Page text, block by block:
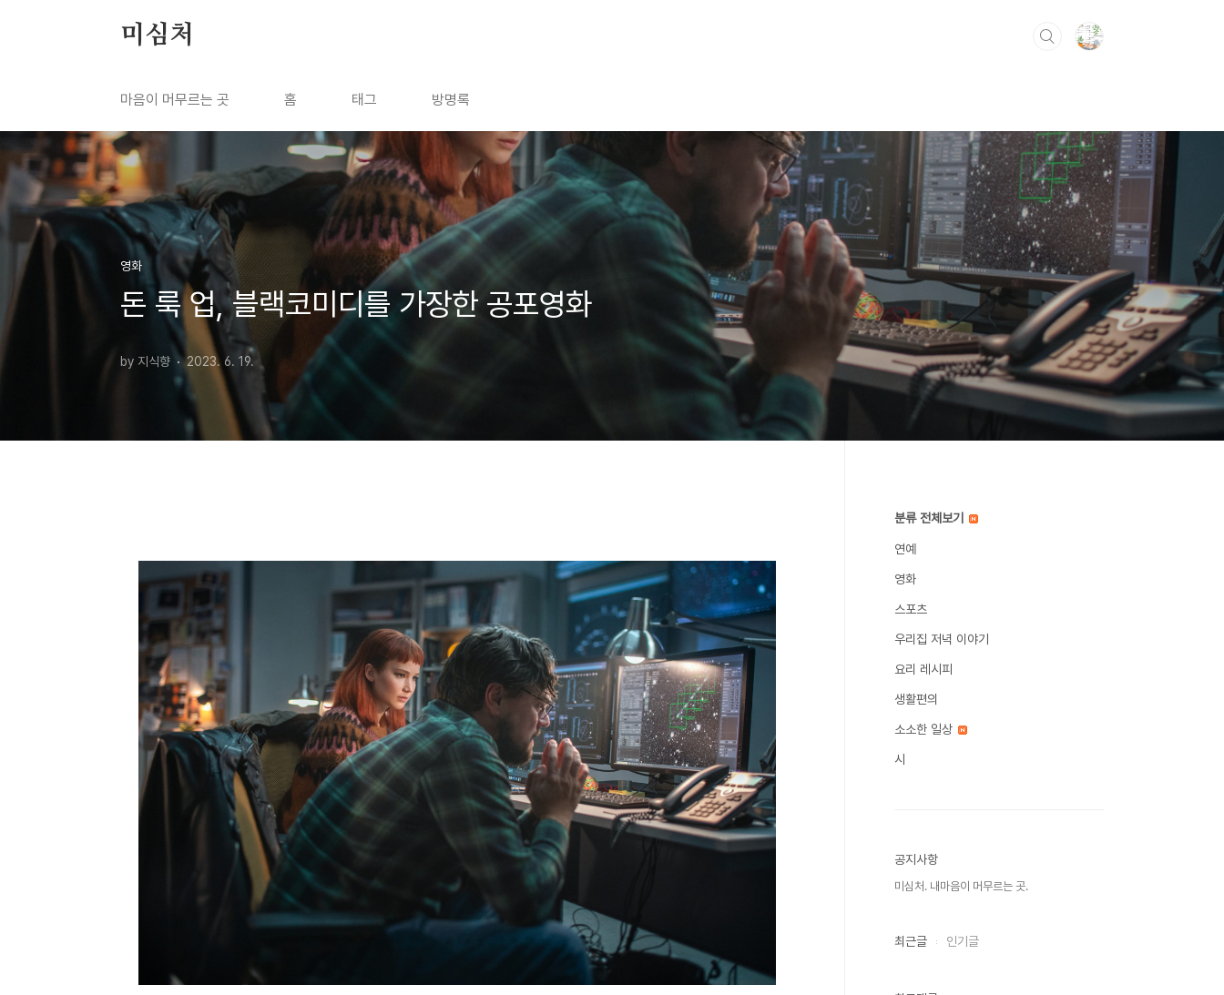
미심처
마음이 머무르는 곳 홈 태그 방명록
영화
돈 룩 업, 블랙코미디를 가장한 공포영화
by 지식향 2023. 6. 19.
분류 전체보기
연예
영화
스포츠
우리집 저녁 이야기
요리 레시피
생활편의
소소한 일상
시
공지사항
미심처. 내마음이 머무르는 곳.
최근글 인기글